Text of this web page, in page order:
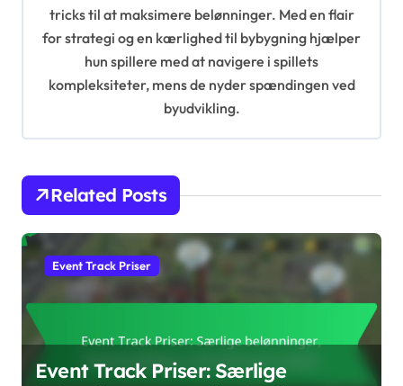
tricks til at maksimere belønninger. Med en flair
for strategi og en kærlighed til bybygning hjælper
hun spillere med at navigere i spillets
kompleksiteter, mens de nyder spændingen ved
byudvikling.
Related Posts
Event Track Priser
Event Track Priser: Særlige